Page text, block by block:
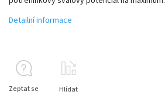
Detailní informace
Zeptat se Hlídat